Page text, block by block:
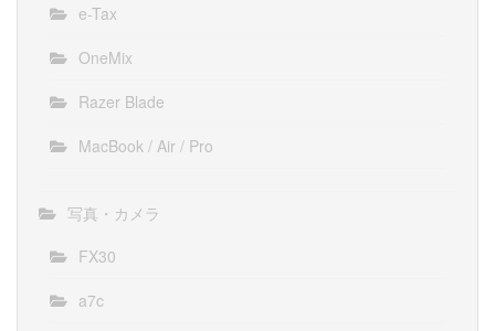
e-Tax
OneMix
Razer Blade
MacBook / Air / Pro
写真・カメラ
FX30
a7c